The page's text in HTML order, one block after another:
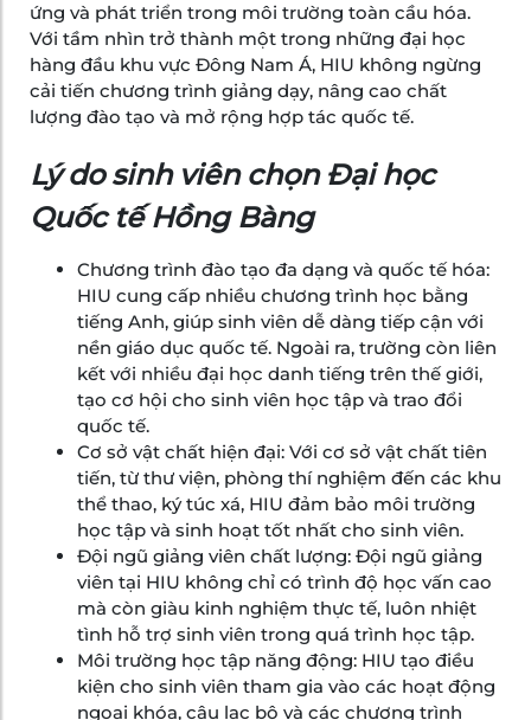
ứng và phát triển trong môi trường toàn cầu hóa.
Với tầm nhìn trở thành một trong những đại học
hàng đầu khu vực Đông Nam Á, HIU không ngừng
cải tiến chương trình giảng dạy, nâng cao chất
lượng đào tạo và mở rộng hợp tác quốc tế.
Lý do sinh viên chọn Đại học
Quốc tế Hồng Bàng
Chương trình đào tạo đa dạng và quốc tế hóa:
HIU cung cấp nhiều chương trình học bằng
tiếng Anh, giúp sinh viên dễ dàng tiếp cận với
nền giáo dục quốc tế. Ngoài ra, trường còn liên
kết với nhiều đại học danh tiếng trên thế giới,
tạo cơ hội cho sinh viên học tập và trao đổi
quốc tế.
Cơ sở vật chất hiện đại: Với cơ sở vật chất tiên
tiến, từ thư viện, phòng thí nghiệm đến các khu
thể thao, ký túc xá, HIU đảm bảo môi trường
học tập và sinh hoạt tốt nhất cho sinh viên.
Đội ngũ giảng viên chất lượng: Đội ngũ giảng
viên tại HIU không chỉ có trình độ học vấn cao
mà còn giàu kinh nghiệm thực tế, luôn nhiệt
tình hỗ trợ sinh viên trong quá trình học tập.
Môi trường học tập năng động: HIU tạo điều
kiện cho sinh viên tham gia vào các hoạt động
ngoại khóa, câu lạc bộ và các chương trình